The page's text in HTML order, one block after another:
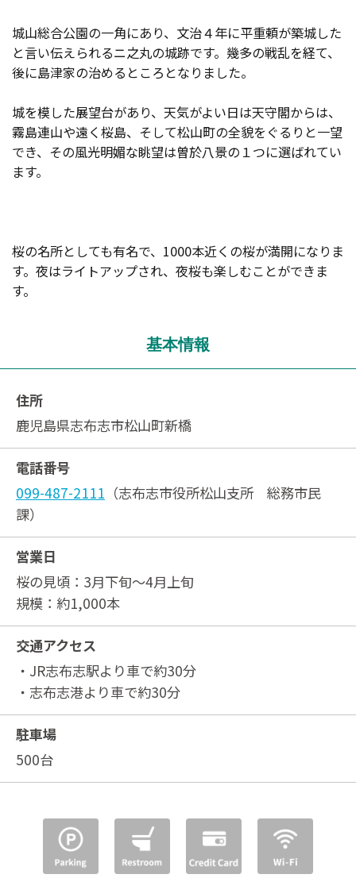
城山総合公園の一角にあり、文治４年に平重頼が築城した
と言い伝えられるニ之丸の城跡です。幾多の戦乱を経て、
後に島津家の治めるところとなりました。
城を模した展望台があり、天気がよい日は天守閣からは、
霧島連山や遠く桜島、そして松山町の全貌をぐるりと一望
でき、その風光明媚な眺望は曽於八景の１つに選ばれてい
ます。
桜の名所としても有名で、1000本近くの桜が満開になりま
す。夜はライトアップされ、夜桜も楽しむことができま
す。
基本情報
住所
鹿児島県志布志市松山町新橋
電話番号
099-487-2111 （志布志市役所松山支所 総務市民
課）
営業日
桜の見頃：3月下旬～4月上旬
規模：約1,000本
交通アクセス
・JR志布志駅より車で約30分
・志布志港より車で約30分
駐車場
500台